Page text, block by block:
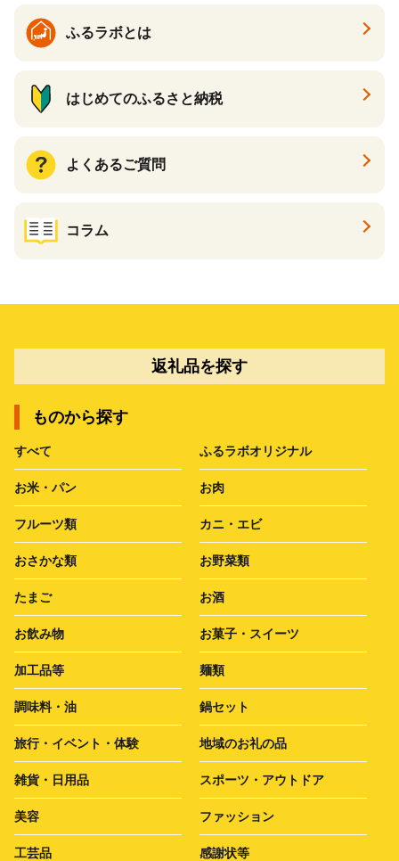
ふるラボとは
はじめてのふるさと納税
よくあるご質問
コラム
返礼品を探す
ものから探す
すべて ふるラボオリジナル
お米・パン お肉
フルーツ類 カニ・エビ
おさかな類 お野菜類
たまご お酒
お飲み物 お菓子・スイーツ
加工品等 麺類
調味料・油 鍋セット
旅行・イベント・体験 地域のお礼の品
雑貨・日用品 スポーツ・アウトドア
美容 ファッション
工芸品 感謝状等